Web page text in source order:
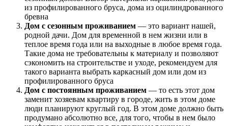
из профилированного бруса, дома из оцилиндрованного
бревна
Дом с сезонным проживанием — это вариант нашей,
родной дачи. Дом для временной в нем жизни или в
теплое время года или на выходные в любое время года.
Такие дома не требовательны к материалу и позволяют
сэкономить на строительстве и уходе, рекомендуем для
такого варианта выбрать каркасный дом или дом из
профилированного бруса
Дом с постоянным проживанием — то есть этот дом
заменит хозяевам квартиру в городе, жить в этом доме
люди планируют круглый год. В этом доме должно быть
продумано абсолютно все, для того, чтобы в нем было